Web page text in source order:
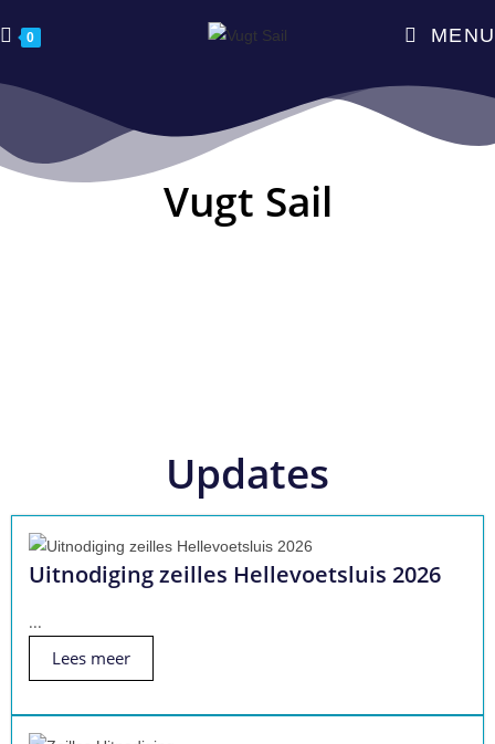
0 MENU
Vugt Sail
Updates
Uitnodiging zeilles Hellevoetsluis 2026
...
Lees meer